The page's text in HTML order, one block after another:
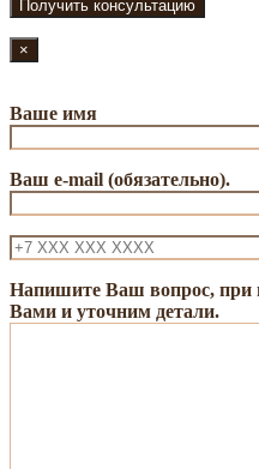
×
Ваше имя
Ваш e-mail (обязательно).
Напишите Ваш вопрос, при
Вами и уточним детали.